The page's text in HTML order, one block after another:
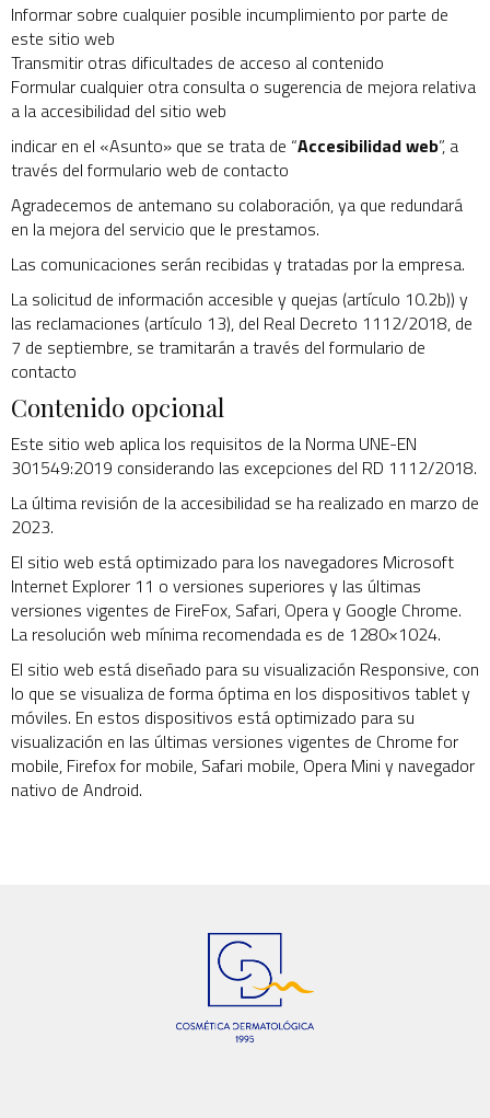
Informar sobre cualquier posible incumplimiento por parte de
este sitio web
Transmitir otras dificultades de acceso al contenido
Formular cualquier otra consulta o sugerencia de mejora relativa
a la accesibilidad del sitio web
indicar en el «Asunto» que se trata de “Accesibilidad web”, a
través del formulario web de contacto
Agradecemos de antemano su colaboración, ya que redundará
en la mejora del servicio que le prestamos.
Las comunicaciones serán recibidas y tratadas por la empresa.
La solicitud de información accesible y quejas (artículo 10.2b)) y
las reclamaciones (artículo 13), del Real Decreto 1112/2018, de
7 de septiembre, se tramitarán a través del formulario de
contacto
Contenido opcional
Este sitio web aplica los requisitos de la Norma UNE-EN
301549:2019 considerando las excepciones del RD 1112/2018.
La última revisión de la accesibilidad se ha realizado en marzo de
2023.
El sitio web está optimizado para los navegadores Microsoft
Internet Explorer 11 o versiones superiores y las últimas
versiones vigentes de FireFox, Safari, Opera y Google Chrome.
La resolución web mínima recomendada es de 1280×1024.
El sitio web está diseñado para su visualización Responsive, con
lo que se visualiza de forma óptima en los dispositivos tablet y
móviles. En estos dispositivos está optimizado para su
visualización en las últimas versiones vigentes de Chrome for
mobile, Firefox for mobile, Safari mobile, Opera Mini y navegador
nativo de Android.